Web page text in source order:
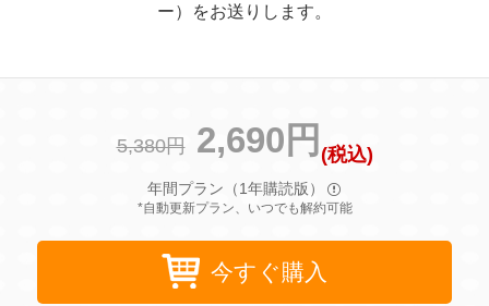
ー）をお送りします。
5,380円 2,690円 (税込)
年間プラン（1年購読版）
*自動更新プラン、いつでも解約可能
今すぐ購入